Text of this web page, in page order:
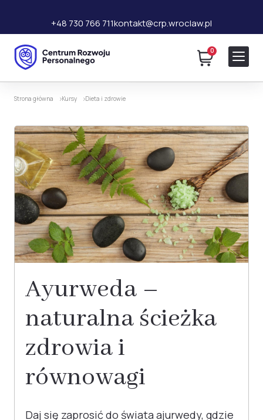
+48 730 766 711kontakt@crp.wroclaw.pl
0
99 zł220 zł Dodaj do koszyka
Strona główna Kursy Dieta i zdrowie
Ayurweda –
naturalna ścieżka
zdrowia i
równowagi
Daj się zaprosić do świata ajurwedy, gdzie